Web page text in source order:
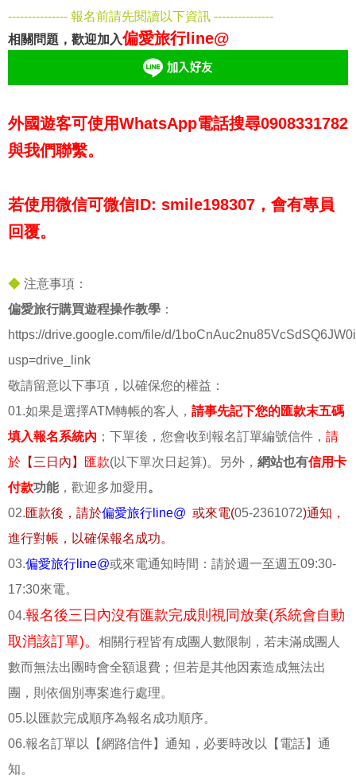
--------------- 報名前請先閱讀以下資訊 ---------------
相關問題，歡迎加入偏愛旅行line@
外國遊客可使用WhatsApp電話搜尋0908331782
與我們聯繫。
若使用微信可微信ID: smile198307，會有專員
回覆。
◆ 注意事項：
偏愛旅行購買遊程操作教學 ：
https://drive.google.com/file/d/
usp=drive_link
敬請留意以下事項，以確保您的權益：
01.如果是選擇ATM轉帳的客人， 請事先記下您的匯款末五碼
填入報名系統內 ；下單後，您會收到報名訂單編號信件， 請
於 【三日內】 匯款(以下單次日起算)。另外， 網站也有信用卡
付款功能，歡迎多加愛用 。
02.匯款後，請於偏愛旅行line@ 或來電(05-2361072)通知，
進行對帳，以確保報名成功。
03.偏愛旅行line@或來電通知時間：請於週一至週五09:30-
17:30來電。
04.報名後三日內沒有匯款完成則視同放棄(系統會自動
取消該訂單)。 相關行程皆有成團人數限制，若未滿成團人
數而無法出團時會全額退費；但若是其他因素造成無法出
團，則依個別專案進行處理。
05.以匯款完成順序為報名成功順序。
06.報名訂單以【網路信件】通知，必要時改以【電話】通
知。